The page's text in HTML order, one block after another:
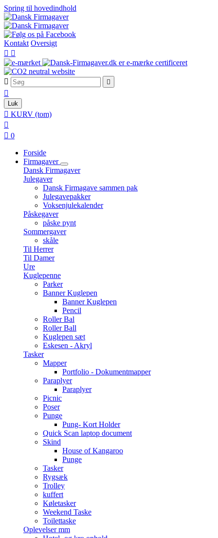
Spring til hovedindhold
Kontakt Oversigt
 
 

Luk
 KURV (tom)

 0
Forside
Firmagaver
Dansk Firmagaver
Julegaver
Dansk Firmagave sammen pak
Julegavepakker
Voksenjulekalender
Påskegaver
påske pynt
Sommergaver
skåle
Til Herrer
Til Damer
Ure
Kuglepenne
Parker
Banner Kuglepen
Banner Kuglepen
Pencil
Roller Bal
Roller Ball
Kuglepen sæt
Eskesen - Akryl
Tasker
Mapper
Portfolio - Dokumentmapper
Paraplyer
Paraplyer
Picnic
Poser
Punge
Pung- Kort Holder
Quick Scan laptop document
Skind
House of Kangaroo
Punge
Tasker
Rygsæk
Trolley
kuffert
Køletasker
Weekend Taske
Toilettaske
Oplevelser mm